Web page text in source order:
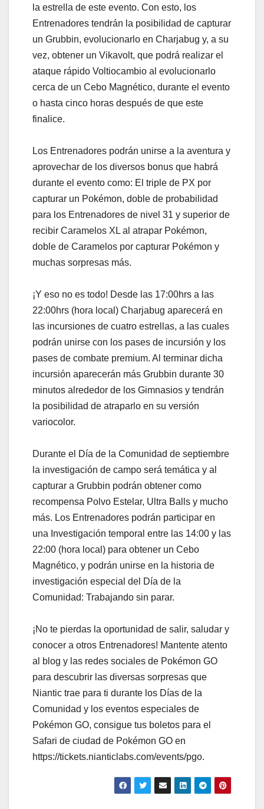
la estrella de este evento. Con esto, los
Entrenadores tendrán la posibilidad de capturar
un Grubbin, evolucionarlo en Charjabug y, a su
vez, obtener un Vikavolt, que podrá realizar el
ataque rápido Voltiocambio al evolucionarlo
cerca de un Cebo Magnético, durante el evento
o hasta cinco horas después de que este
finalice.
Los Entrenadores podrán unirse a la aventura y
aprovechar de los diversos bonus que habrá
durante el evento como: El triple de PX por
capturar un Pokémon, doble de probabilidad
para los Entrenadores de nivel 31 y superior de
recibir Caramelos XL al atrapar Pokémon,
doble de Caramelos por capturar Pokémon y
muchas sorpresas más.
¡Y eso no es todo! Desde las 17:00hrs a las
22:00hrs (hora local) Charjabug aparecerá en
las incursiones de cuatro estrellas, a las cuales
podrán unirse con los pases de incursión y los
pases de combate premium. Al terminar dicha
incursión aparecerán más Grubbin durante 30
minutos alrededor de los Gimnasios y tendrán
la posibilidad de atraparlo en su versión
variocolor.
Durante el Día de la Comunidad de septiembre
la investigación de campo será temática y al
capturar a Grubbin podrán obtener como
recompensa Polvo Estelar, Ultra Balls y mucho
más. Los Entrenadores podrán participar en
una Investigación temporal entre las 14:00 y las
22:00 (hora local) para obtener un Cebo
Magnético, y podrán unirse en la historia de
investigación especial del Día de la
Comunidad: Trabajando sin parar.
¡No te pierdas la oportunidad de salir, saludar y
conocer a otros Entrenadores! Mantente atento
al blog y las redes sociales de Pokémon GO
para descubrir las diversas sorpresas que
Niantic trae para ti durante los Días de la
Comunidad y los eventos especiales de
Pokémon GO, consigue tus boletos para el
Safari de ciudad de Pokémon GO en
https://tickets.nianticlabs.com/events/pgo.